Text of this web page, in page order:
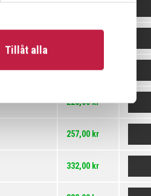
Tillåt alla
257,00 kr
228,00 kr
257,00 kr
332,00 kr